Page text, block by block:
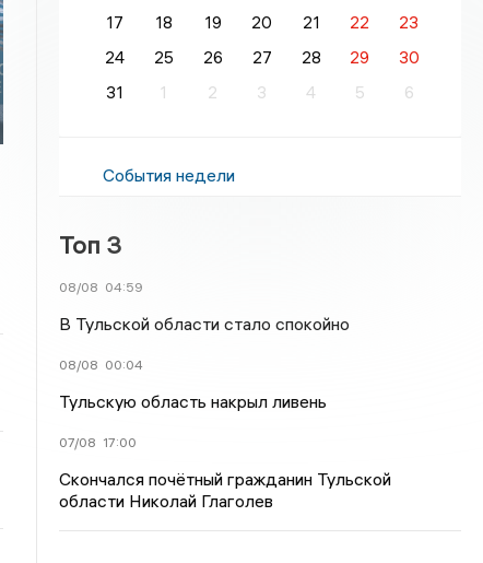
17
18 19 20 21 22
23
24
25 26 27 28 29
30
31
1 2 3 4 5 6
События недели
Топ 3
08/08 04:59
В Тульской области стало спокойно
08/08 00:04
Тульскую область накрыл ливень
07/08 17:00
Скончался почётный гражданин Тульской
области Николай Глаголев